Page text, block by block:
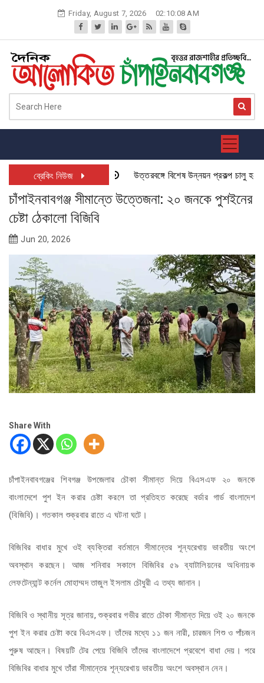
Friday, August 7, 2026 02:10:08 AM
ব্রেকিং নিউজ উত্তরবঙ্গে বিশেষ উন্নয়ন প্রকল্প চালু হতে
চাঁপাইনবাবগঞ্জ সীমান্তে উত্তেজনা: ২০ জনকে পুশইনের
চেষ্টা ঠেকালো বিজিবি
Jun 20, 2026
Share With
চাঁপাইনবাবগঞ্জের শিবগঞ্জ উপজেলার চৌকা সীমান্ত দিয়ে বিএসএফ ২০ জনকে
বাংলাদেশে পুশ ইন করার চেষ্টা করলে তা প্রতিহত করেছে বর্ডার গার্ড বাংলাদেশ
(বিজিবি)। গতকাল শুক্রবার রাতে এ ঘটনা ঘটে।
বিজিবির বাধার মুখে ওই ব্যক্তিরা বর্তমানে সীমান্তের শূন্যরেখায় ভারতীয় অংশে
অবস্থান করছেন। আজ শনিবার সকালে বিজিবির ৫৯ ব্যাটালিয়নের অধিনায়ক
লেফটেন্যান্ট কর্নেল মোহাম্মদ তাজুল ইসলাম চৌধুরী এ তথ্য জানান।
বিজিবি ও স্থানীয় সূত্র জানায়, শুক্রবার গভীর রাতে চৌকা সীমান্ত দিয়ে ওই ২০ জনকে
পুশ ইন করার চেষ্টা করে বিএসএফ। তাঁদের মধ্যে ১১ জন নারী, চারজন শিশু ও পাঁচজন
পুরুষ আছেন। বিষয়টি টের পেয়ে বিজিবি তাঁদের বাংলাদেশে প্রবেশে বাধা দেয়। পরে
বিজিবির বাধার মুখে তাঁরা সীমান্তের শূন্যরেখায় ভারতীয় অংশে অবস্থান নেন।